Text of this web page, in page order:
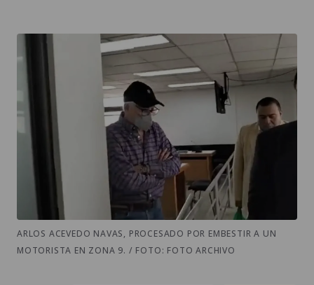
ARLOS ACEVEDO NAVAS, PROCESADO POR EMBESTIR A UN
MOTORISTA EN ZONA 9. / FOTO: FOTO ARCHIVO